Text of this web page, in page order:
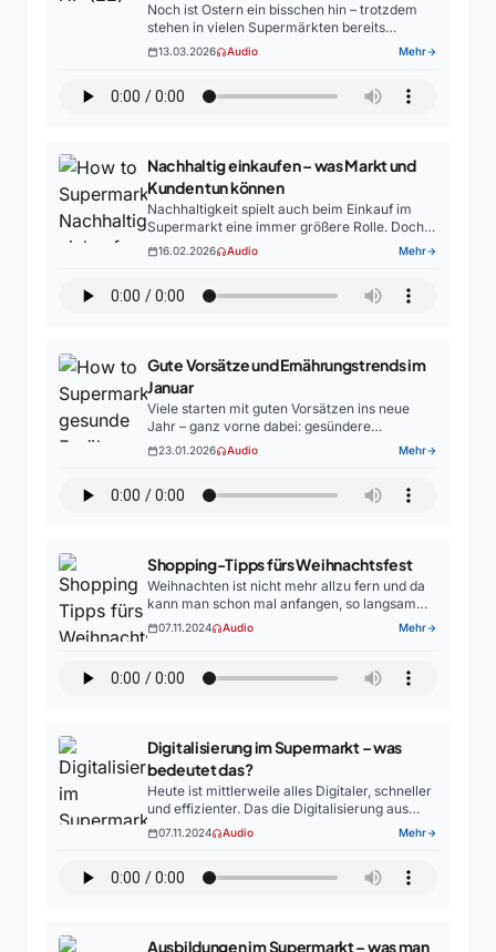
Noch ist Ostern ein bisschen hin – trotzdem
stehen in vielen Supermärkten bereits
Schokohasen, bunte Eier und Frühlingsdeko in
den Regalen. Aber warum eigentlich so früh?
calendar_today13.03.2026headphonesAudio Mehrarrow_forward
Nachhaltig einkaufen – was Markt und
Kunden tun können
Nachhaltigkeit spielt auch beim Einkauf im
Supermarkt eine immer größere Rolle. Doch
was kann ein Markt konkret tun, um
umweltfreundlicher zu wirtschaften – und
Kunden…
calendar_today16.02.2026headphonesAudio Mehrarrow_forward
Gute Vorsätze und Ernährungstrends im
Januar
Viele starten mit guten Vorsätzen ins neue
Jahr – ganz vorne dabei: gesündere
Ernährung. Doch wie alltagstauglich ist
gesundes Einkaufen wirklich und muss es
Inhaber…
calendar_today23.01.2026headphonesAudio Mehrarrow_forward
Shopping-Tipps fürs Weihnachtsfest
Weihnachten ist nicht mehr allzu fern und da
kann man schon mal anfangen, so langsam
aber sicher, die ersten Einkäufe für das Fest
zu erledigen. Thomas Grube von REWE im…
calendar_today07.11.2024headphonesAudio Mehrarrow_forward
Digitalisierung im Supermarkt – was
bedeutet das?
Heute ist mittlerweile alles Digitaler, schneller
und effizienter. Das die Digitalisierung aus
eigentlich keiner Branche mehr wegzudenken
ist, dass ist ja mittlerweile klar. So ist sie auch
calendar_today07.11.2024headphonesAudio Mehrarrow_forward
Ausbildungen im Supermarkt – was man